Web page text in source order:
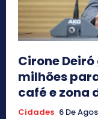
Cirone
milhões
café e zona
Cidades 6 De